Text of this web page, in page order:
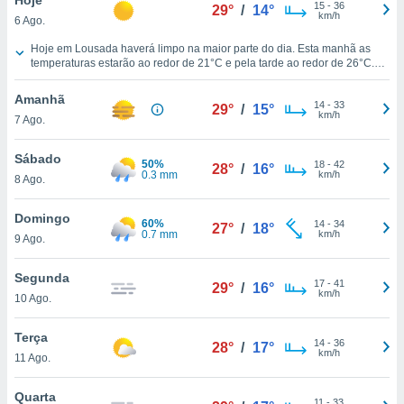
lhe
e
com
e
a
cookies
6 Ago.
29° / 14° 15- 36
km/h
O Tempo para Lousada hoje
Hoje em Lousada haverá limpo na maior parte do dia. Esta manhã as
temperaturas estarão ao redor de 21°C e pela tarde ao redor de 26°C.
Durante a noite, as temperaturas estarão próximas aos18°C. Ventos do
Oeste ao longo do dia, com uma velocidade média de
Amanhã
7 Ago.
29° / 15° 14- 33
km/h
Sábado
8 Ago.
50%
0.3 mm
28° / 16° 18- 42
km/h
Domingo
9 Ago.
60%
0.7 mm
27° / 18° 14- 34
km/h
Segunda
10 Ago.
29° / 16° 17- 41
km/h
Terça
11 Ago.
28° / 17° 14- 36
km/h
Quarta 11 - 33